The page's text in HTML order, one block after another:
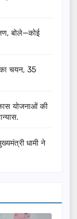
बोले—कोई
चयन, 35
योजनाओं की
धामी ने